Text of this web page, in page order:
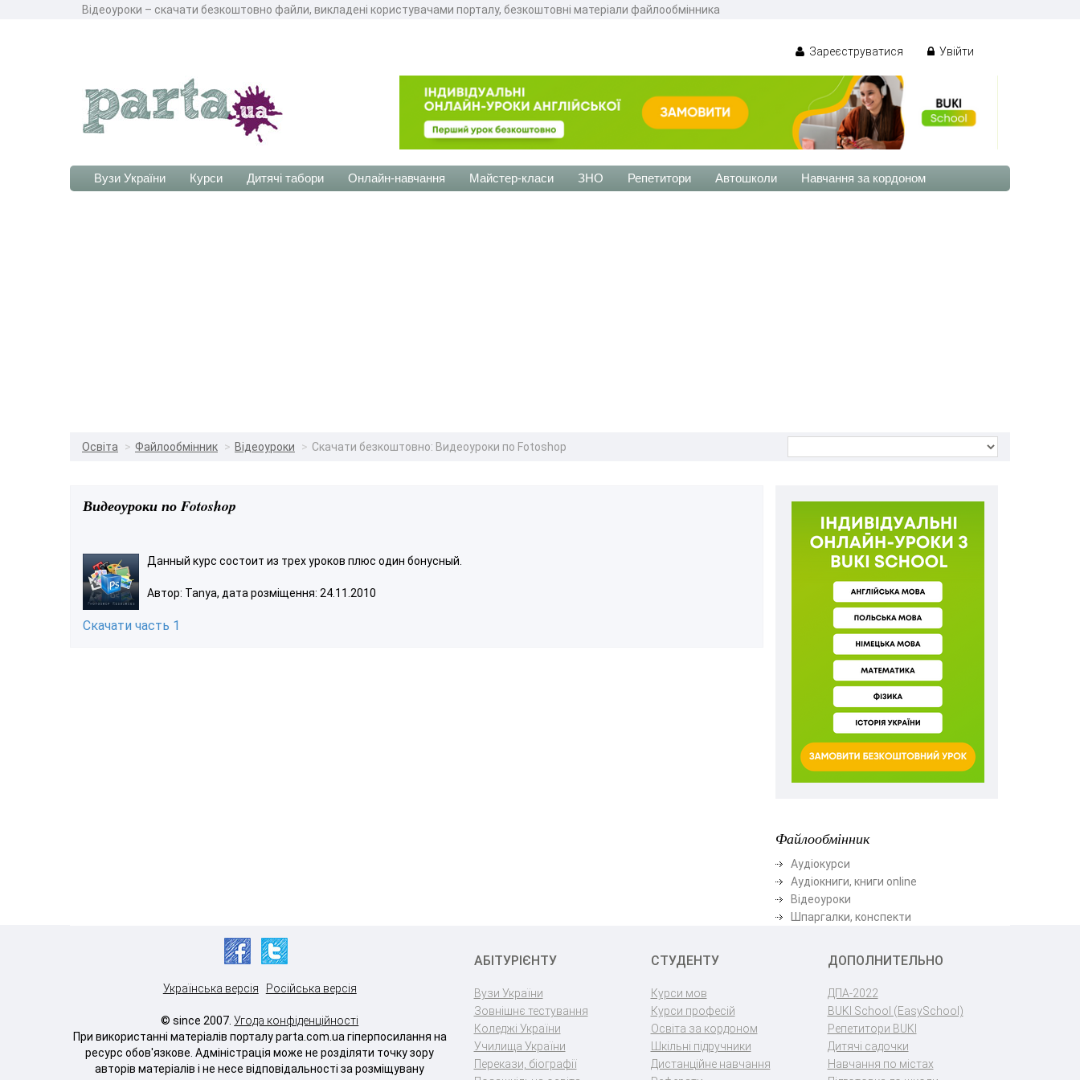
Відеоуроки – скачати безкоштовно файли, викладені користувачами порталу, безкоштовні матеріали файлообмінника
Зареєструватися Увійти
Вузи України Курси Дитячі табори Онлайн-навчання Майстер-класи ЗНО Репетитори Автошколи Навчання за кордоном
Освіта Файлообмінник Відеоуроки Скачати безкоштовно: Видеоуроки по Fotoshop
Видеоуроки по Fotoshop
Данный курс состоит из трех уроков плюс один бонусный.
Автор: Tanya, дата розміщення: 24.11.2010
Скачати часть 1
Файлообмінник
Аудіокурси
Аудіокниги, книги online
Відеоуроки
Шпаргалки, конспекти
Українська версія Російська версія
© since 2007.Угода конфіденційності
При використанні матеріалів порталу parta.com.ua гіперпосилання на
ресурс обов'язкове. Адміністрація може не розділяти точку зору
авторів матеріалів і не несе відповідальності за розміщувану
АБІТУРІЄНТУ
Вузи України
Зовнішнє тестування
Коледжі України
Училища України
Перекази, біографії
СТУДЕНТУ
Курси мов
Курси професій
Освіта за кордоном
Шкільні підручники
Дистанційне навчання
ДОПОЛНИТЕЛЬНО
ДПА-2022
BUKI School (EasySchool)
Репетитори BUKI
Дитячі садочки
Навчання по містах